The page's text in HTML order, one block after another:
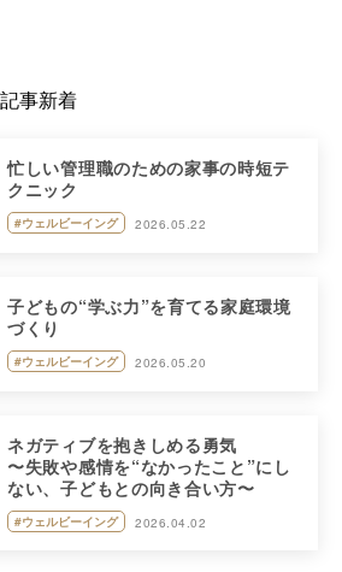
事新着
忙しい管理職のための家事の時短テ
クニック
#ウェルビーイング 2026.05.22
子どもの“学ぶ力”を育てる家庭環境
づくり
#ウェルビーイング 2026.05.20
ネガティブを抱きしめる勇気
〜失敗や感情を“なかったこと”にし
ない、子どもとの向き合い方〜
#ウェルビーイング 2026.04.02